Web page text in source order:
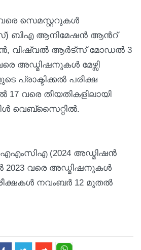
സെമസ്റ്ററുകള്‍
ബിഎ ആനിമേഷന്‍ ആന്‍റ്
വിഷ്വല്‍ ആര്‍ട്സ് മോഡല്‍ 3
അഡ്മിഷനുകള്‍ മേഴ്സി
പ്രാക്ടിക്കല്‍ പരീക്ഷ
വരെ തീയതികളിലായി
വെബ്സൈറ്റില്‍.
ഐഎംസിഎ (2024 അഡ്മിഷന്‍
2023 വരെ അഡ്മിഷനുകള്‍
നവംബര്‍ 12 മുതല്‍